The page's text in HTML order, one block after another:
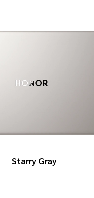
Starry Gray